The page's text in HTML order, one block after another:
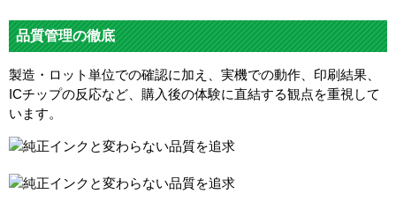
品質管理の徹底
製造・ロット単位での確認に加え、実機での動作、印刷結果、
ICチップの反応など、購入後の体験に直結する観点を重視して
います。